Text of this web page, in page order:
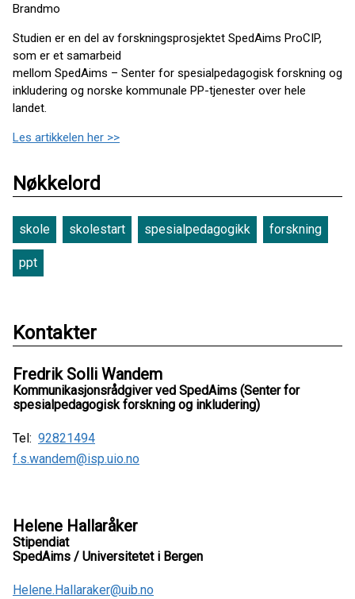
Brandmo
Studien er en del av forskningsprosjektet SpedAims ProCIP,
som er et samarbeid
mellom SpedAims – Senter for spesialpedagogisk forskning og
inkludering og norske kommunale PP-tjenester over hele
landet.
Les artikkelen her >>
Nøkkelord
skole skolestart spesialpedagogikk forskning
ppt
Kontakter
Fredrik Solli Wandem
Kommunikasjonsrådgiver ved SpedAims (Senter for
spesialpedagogisk forskning og inkludering)
Tel: 92821494
f.s.wandem@isp.uio.no
Helene Hallaråker
Stipendiat
SpedAims / Universitetet i Bergen
Helene.Hallaraker@uib.no